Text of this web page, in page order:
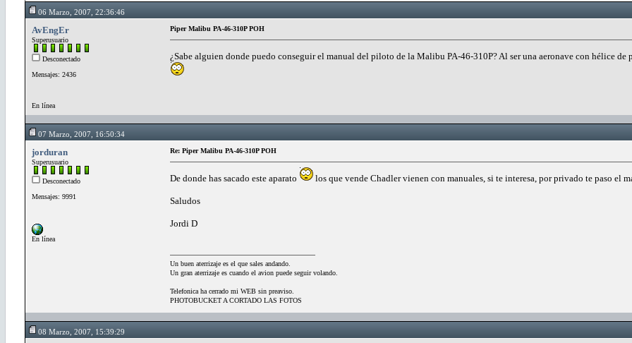
06 Marzo, 2007, 22:36:46
AvEngEr
Superusuario
Desconectado
Mensajes: 2436
En línea
Piper Malibu PA-46-310P POH
¿Sabe alguien donde puedo conseguir el manual del piloto de la Malibu PA-46-310P? Al ser una aeronave con hélice de
07 Marzo, 2007, 16:50:34
jorduran
Superusuario
Desconectado
Mensajes: 9991
En línea
Re: Piper Malibu PA-46-310P POH
De donde has sacado este aparato los que vende Chadler vienen con manuales, si te interesa, por privado te paso el
Saludos
Jordi D
Un buen aterrizaje es el que sales andando.
Un gran aterrizaje es cuando el avion puede seguir volando.
Telefonica ha cerrado mi WEB sin preaviso.
PHOTOBUCKET A CORTADO LAS FOTOS
08 Marzo, 2007, 15:39:29